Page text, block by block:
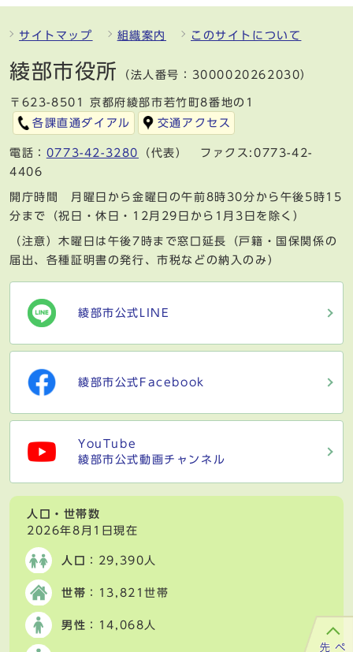
サイトマップ 組織案内 このサイトについて
綾部市役所 （法人番号：3000020262030）
〒623-8501 京都府綾部市若竹町8番地の1
各課直通ダイアル
交通アクセス
電話： 0773-42-3280
（代表） ファクス:0773-42-
4406
開庁時間 月曜日から金曜日の午前8時30分から午後5時15
分まで（祝日・休日・12月29日から1月3日を除く）
（注意）木曜日は午後7時まで窓口延長（戸籍・国保関係の
届出、各種証明書の発行、市税などの納入のみ）
綾部市公式LINE
綾部市公式Facebook
YouTube
綾部市公式動画チャンネル
人口・世帯数
2026年8月1日現在
人口 ：29,390人
世帯 ：13,821世帯
男性 ：14,068人